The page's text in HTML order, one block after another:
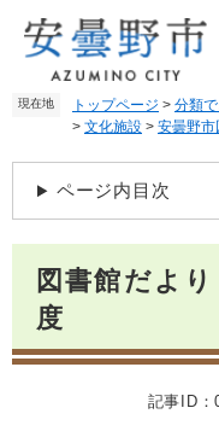
で
。
ば
て
本
現在地 トップページ > 分類
> 文化施設 > 安曇野市
ページ内目次
図書館だよ
度
記事ID：